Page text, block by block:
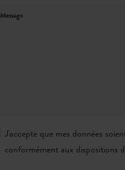
Message
J'accepte que mes données
conformément aux dispositions